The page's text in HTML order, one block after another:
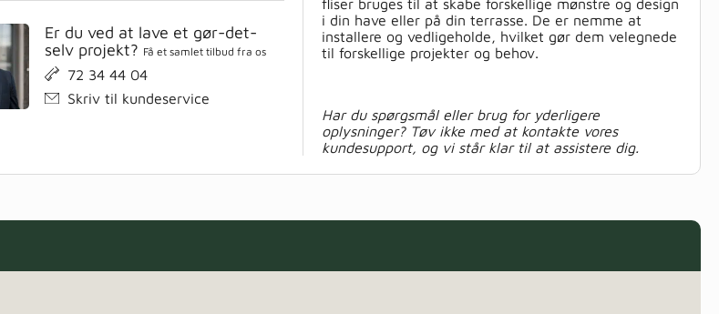
Er du ved at lave et gør-det-
selv projekt? Få et samlet tilbud fra os
72 34 44 04
Skriv til kundeservice
fliser bruges til at skabe forskellige mønstre og design
i din have eller på din terrasse. De er nemme at
installere og vedligeholde, hvilket gør dem velegnede
til forskellige projekter og behov.
Har du spørgsmål eller brug for yderligere
oplysninger? Tøv ikke med at kontakte vores
kundesupport, og vi står klar til at assistere dig.